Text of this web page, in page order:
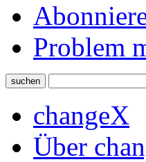
Problem
suchen
changeX
Über